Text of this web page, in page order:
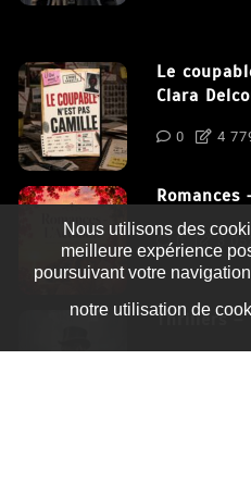
Le
Clara
0 4
0 3
Thrillers –
Nous utilisons des
meilleure expérience
poursuivant votre
notre utilisation de